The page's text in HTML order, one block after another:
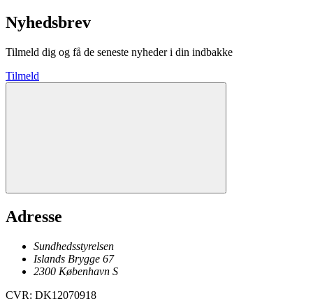
Nyhedsbrev
Tilmeld dig og få de seneste nyheder i din indbakke
Tilmeld
Adresse
Sundhedsstyrelsen
Islands Brygge 67
2300 København S
CVR: DK12070918